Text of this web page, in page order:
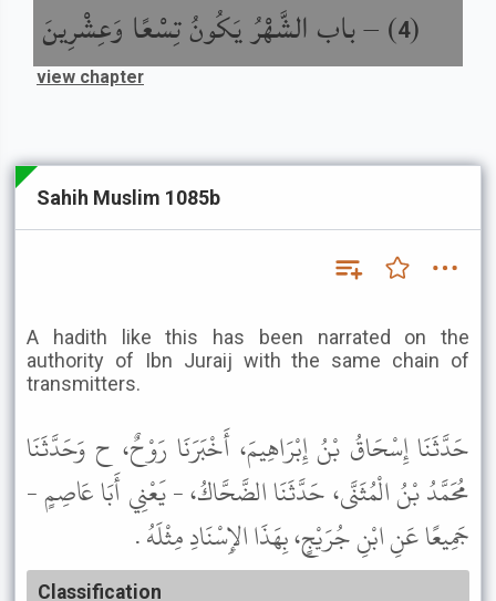
(
4
) –باب الشَّهْرُ يَكُونُ تِسْعًا وَعِشْرِينَ
view chapter
Sahih Muslim 1085b
A hadith like this has been narrated on the
authority of Ibn Juraij with the same chain of
transmitters.
حَدَّثَنَا إِسْحَاقُ بْنُ إِبْرَاهِيمَ، أَخْبَرَنَا رَوْحٌ، ح وَحَدَّثَنَا
مُحَمَّدُ بْنُ الْمُثَنَّى، حَدَّثَنَا الضَّحَّاكُ، - يَعْنِي أَبَا عَاصِمٍ -
جَمِيعًا عَنِ ابْنِ جُرَيْجٍ، بِهَذَا الإِسْنَادِ مِثْلَهُ .
Classification